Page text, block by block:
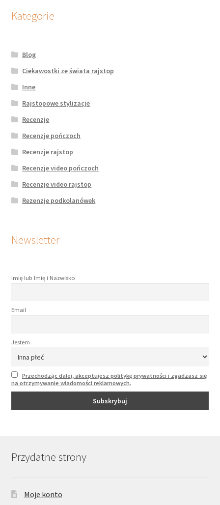
Kategorie
Blog
Ciekawostki ze świata rajstop
Inne
Rajstopowe stylizacje
Recenzje
Recenzje pończoch
Recenzje rajstop
Recenzje video pończoch
Recenzje video rajstop
Rezenzje podkolanówek
Newsletter
Imię lub Imię i Nazwisko
Email
Jestem
Przechodząc dalej, akceptujesz politykę prywatności i zgadzasz się
na otrzymywanie wiadomości reklamowych.
Przydatne strony
Moje konto